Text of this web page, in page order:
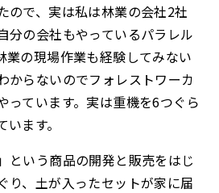
ので、実は私は林業の会社2社
分の会社もやっているパラレル
業の現場作業も経験してみない
からないのでフォレストワーカ
っています。実は重機を6つぐら
ます。
という商品の開発と販売をはじ
り、土が入ったセットが家に届